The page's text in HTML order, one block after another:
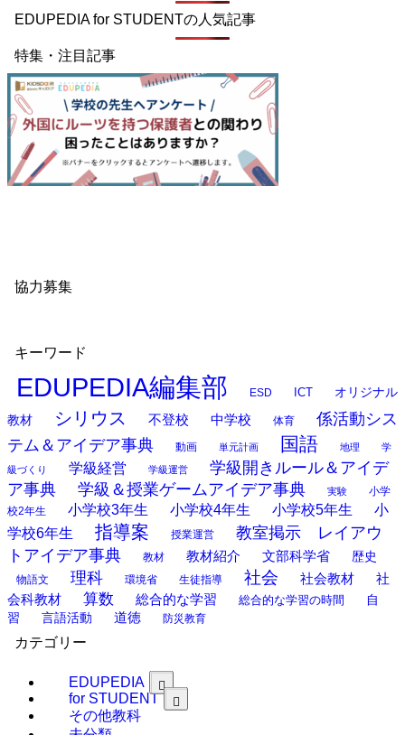
EDUPEDIA for STUDENTの人気記事
特集・注目記事
協力募集
キーワード
EDUPEDIA編集部 ESD ICT
オリジナル
教材
シリウス 不登校 中学校 体育
係活動シス
テム＆アイデア事典
動画 単元計画 国語 地理 学
級づくり 学級経営 学級運営
学級開きルール＆アイデ
ア事典
学級＆授業ゲームアイデア事典 実験
小学
校2年生
小学校3年生 小学校4年生 小学校5年生
小
学校6年生
指導案 授業運営
教室掲示 レイアウ
トアイデア事典
教材 教材紹介 文部科学省 歴史
物語文 理科 環境省 生徒指導 社会 社会教材
社
会科教材
算数 総合的な学習 総合的な学習の時間
自
習
言語活動 道徳 防災教育
カテゴリー
EDUPEDIA
for STUDENT
その他教科